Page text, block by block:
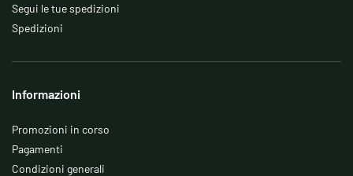
Segui le tue spedizioni
Spedizioni
Informazioni
Promozioni in corso
Pagamenti
Condizioni generali